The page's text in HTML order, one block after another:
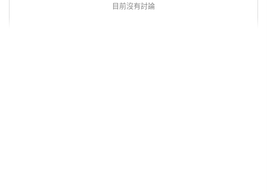
目前沒有討論